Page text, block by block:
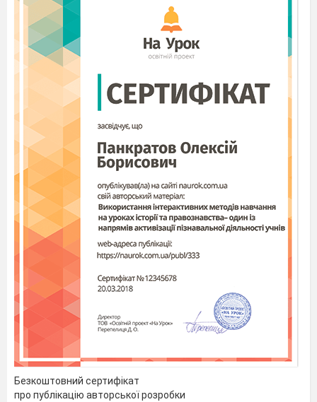
Безкоштовний сертифікат
про публікацію авторської розробки